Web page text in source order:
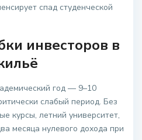
спад студенческой
инвесторов в
год — 9–10
слабый период. Без
курсы, летний университет,
месяца нулевого дохода при